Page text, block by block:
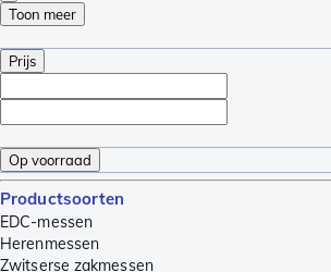
Toon meer
Prijs
Op voorraad
Productsoorten
EDC-messen
Herenmessen
Zwitserse zakmessen